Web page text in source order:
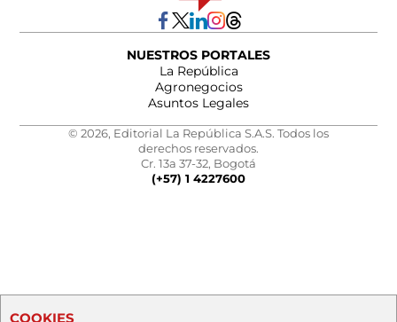
NUESTROS PORTALES
La República
Agronegocios
Asuntos Legales
© 2026, Editorial La República S.A.S. Todos los
derechos reservados.
Cr. 13a 37-32, Bogotá
(+57) 1 4227600
COOKIES